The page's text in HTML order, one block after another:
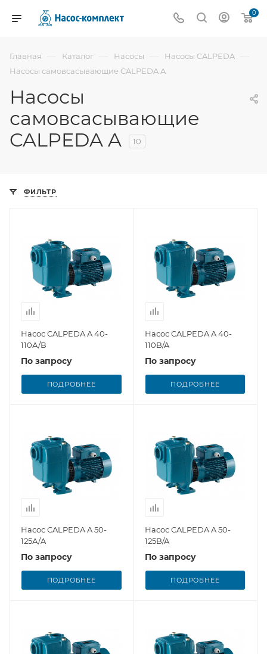
0
Главная — Каталог — Насосы — Насосы CALPEDA —
Насосы самовсасывающие CALPEDA A
Насосы
самовсасывающие
CALPEDA A
10
ФИЛЬТР
Насос CALPEDA A 40-
110А/В
По запросу
ПОДРОБНЕЕ
Насос CALPEDA A 40-
110B/A
По запросу
ПОДРОБНЕЕ
Насос CALPEDA A 50-
125А/A
По запросу
ПОДРОБНЕЕ
Насос CALPEDA A 50-
125B/A
По запросу
ПОДРОБНЕЕ